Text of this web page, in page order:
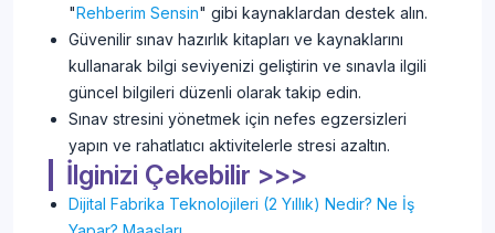
"Rehberim Sensin" gibi kaynaklardan destek alın.
Güvenilir sınav hazırlık kitapları ve kaynaklarını
kullanarak bilgi seviyenizi geliştirin ve sınavla ilgili
güncel bilgileri düzenli olarak takip edin.
Sınav stresini yönetmek için nefes egzersizleri
yapın ve rahatlatıcı aktivitelerle stresi azaltın.
İlginizi Çekebilir >>>
Dijital Fabrika Teknolojileri (2 Yıllık) Nedir? Ne İş